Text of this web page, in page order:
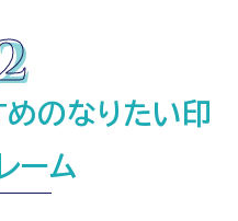
のなりたい印
ーム